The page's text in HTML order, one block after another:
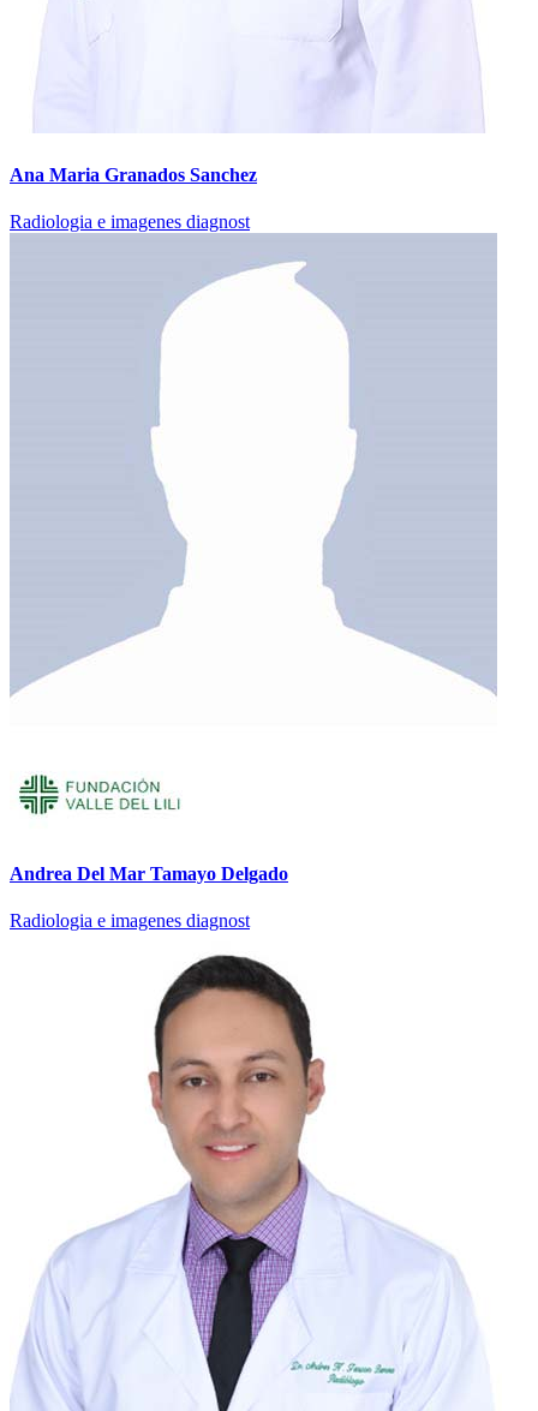
Ana Maria Granados Sanchez
Radiologia e imagenes diagnost
Andrea Del Mar Tamayo Delgado
Radiologia e imagenes diagnost